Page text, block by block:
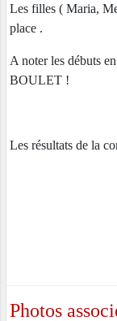
Les filles ( Maria,
place .
A noter les débuts
BOULET !
Les résultats de la
Photos